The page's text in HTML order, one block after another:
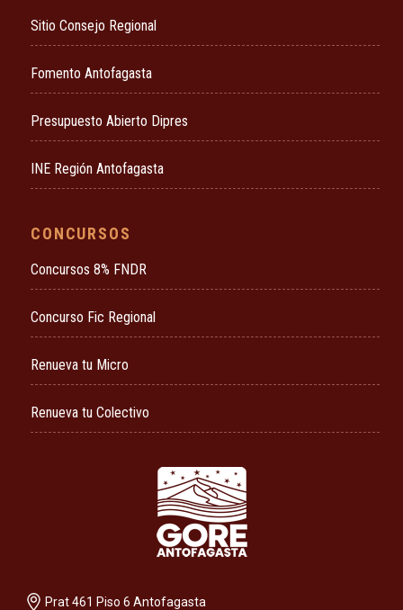
Sitio Consejo Regional
Fomento Antofagasta
Presupuesto Abierto Dipres
INE Región Antofagasta
CONCURSOS
Concursos 8% FNDR
Concurso Fic Regional
Renueva tu Micro
Renueva tu Colectivo
Prat 461 Piso 6 Antofagasta